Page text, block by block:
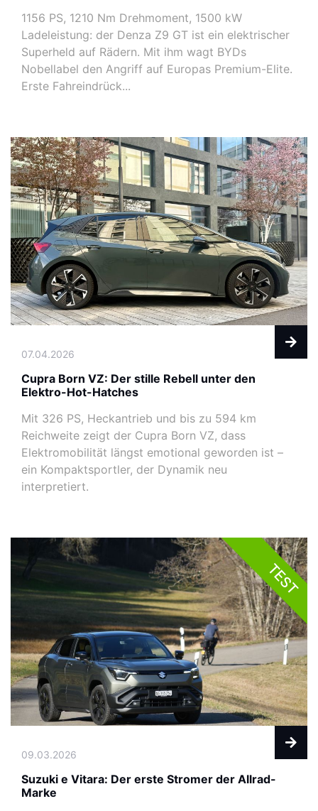
1156 PS, 1210 Nm Drehmoment, 1500 kW
Ladeleistung: der Denza Z9 GT ist ein elektrischer
Superheld auf Rädern. Mit ihm wagt BYDs
Nobellabel den Angriff auf Europas Premium-Elite.
Erste Fahreindrück...
07.04.2026
Cupra Born VZ: Der stille Rebell unter den
Elektro-Hot-Hatches
Mit 326 PS, Heckantrieb und bis zu 594 km
Reichweite zeigt der Cupra Born VZ, dass
Elektromobilität längst emotional geworden ist –
ein Kompaktsportler, der Dynamik neu
interpretiert.
TEST
09.03.2026
Suzuki e Vitara: Der erste Stromer der Allrad-
Marke